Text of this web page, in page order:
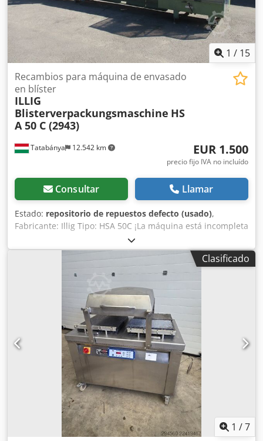
1 / 15
Tatabánya 12.542 km
Recambios para máquina de envasado
en blíster
ILLIG
Blisterverpackungsmaschine HS
A 50 C (2943)
EUR 1.500
precio fijo IVA no incluído
Consultar Llamar
Estado: repositorio de repuestos defecto (usado),
Fabricante: Illig Tipo: HSA 50C ¡La máquina está incompleta
y no es operativa! ¡Solo para repuestos! Dcsdpfx Abouk
Dwfjyek
Clasificado
1 /7